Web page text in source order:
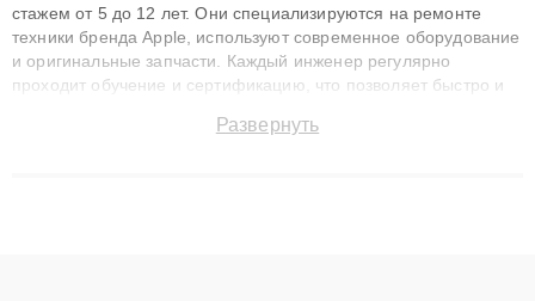
стажем от 5 до 12 лет. Они специализируются на ремонте
техники бренда Apple, используют современное оборудование
и оригинальные запчасти. Каждый инженер регулярно
проходит обучение и сертификацию, что позволяет быстро и
сохранением гарантии до 3 лет. Наши мастера решают
Развернуть